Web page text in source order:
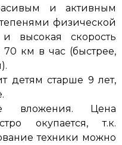
и активным
физической
высокая скорость
км в час (быстрее,
детям старше 9 лет,
вложения. Цена
окупается, т.к.
техники можно